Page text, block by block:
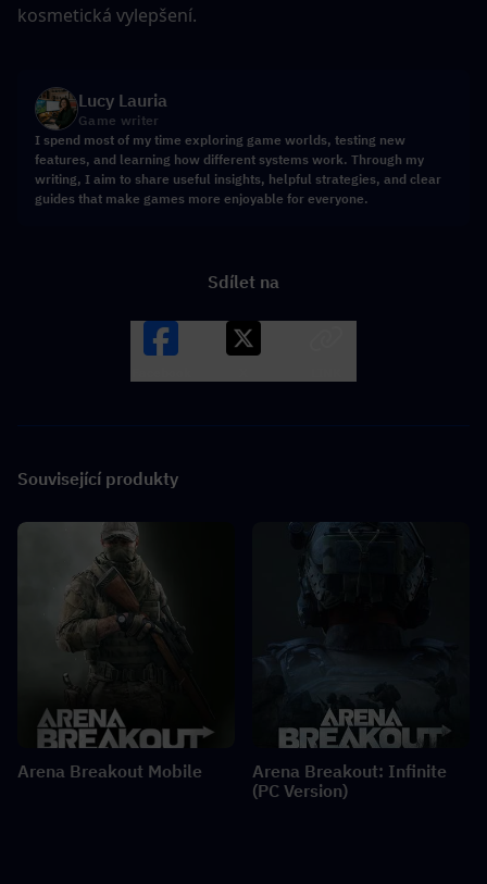
kosmetická vylepšení.
Lucy Lauria
Game writer
I spend most of my time exploring game worlds, testing new
features, and learning how different systems work. Through my
writing, I aim to share useful insights, helpful strategies, and clear
guides that make games more enjoyable for everyone.
Sdílet na
Související produkty
Arena Breakout Mobile
Arena Breakout: Infinite
(PC Version)